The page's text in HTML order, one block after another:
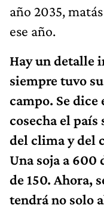
año 2035,
ese año.
Hay un detalle
siempre tuvo
campo. Se
cosecha el país
del clima y del
Una soja a 600
de 150. Ahora,
tendrá no solo